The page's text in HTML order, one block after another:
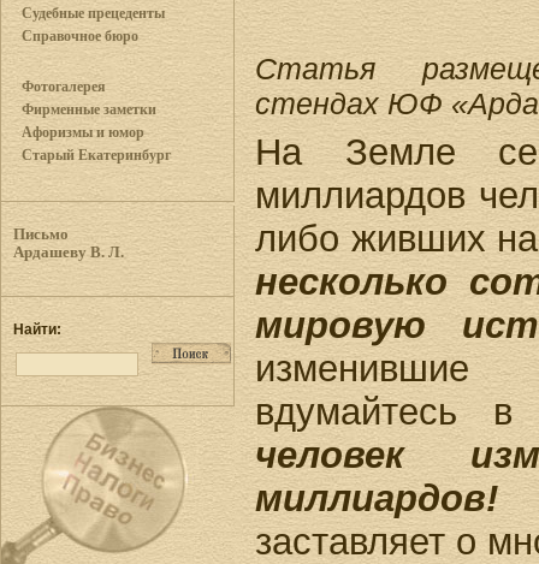
Судебные прецеденты
Справочное бюро
Фотогалерея
Фирменные заметки
Афоризмы и юмор
Старый Екатеринбург
Письмо
Ардашеву В. Л.
Найти:
Статья
стендах ЮФ
На Земле
миллиардов
либо живших
несколько
мировую
вдумайтесь
человек
миллиардов!
заставляет о